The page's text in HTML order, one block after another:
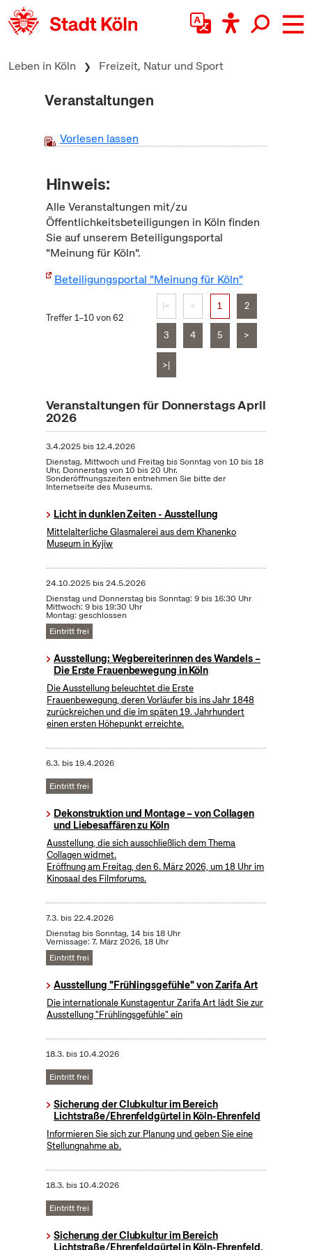
zum Inhalt springen
Leben in Köln Freizeit, Natur und Sport
Veranstaltungen
Vorlesen lassen
Hinweis:
Alle Veranstaltungen mit/zu
Öffentlichkeitsbeteiligungen in Köln finden
Sie auf unserem Beteiligungsportal
"Meinung für Köln".
Beteiligungsportal "Meinung für Köln"
Treffer 1–10 von 62
|< < 1 2
3 4 5 >
>|
Veranstaltungen für Donnerstags April
2026
3.4.2025bis12.4.2026
Dienstag, Mittwoch und Freitag bis Sonntag von 10 bis 18
Uhr, Donnerstag von 10 bis 20 Uhr.
Sonderöffnungszeiten entnehmen Sie bitte der
Internetseite des Museums.
Licht in dunklen Zeiten - Ausstellung
Mittelalterliche Glasmalerei aus dem Khanenko
Museum in Kyjiw
24.10.2025bis24.5.2026
Dienstag und Donnerstag bis Sonntag: 9 bis 16:30 Uhr
Mittwoch: 9 bis 19:30 Uhr
Montag: geschlossen
Eintritt frei
Ausstellung: Wegbereiterinnen des Wandels –
Die Erste Frauenbewegung in Köln
Die Ausstellung beleuchtet die Erste
Frauenbewegung, deren Vorläufer bis ins Jahr 1848
zurückreichen und die im späten 19. Jahrhundert
einen ersten Höhepunkt erreichte.
6.3. bis19.4.2026
Eintritt frei
Dekonstruktion und Montage – von Collagen
und Liebesaffären zu Köln
Ausstellung, die sich ausschließlich dem Thema
Collagen widmet.
Eröffnung am Freitag, den 6. März 2026, um 18 Uhr im
Kinosaal des Filmforums.
7.3. bis22.4.2026
Dienstag bis Sonntag, 14 bis 18 Uhr
Vernissage: 7. März 2026, 18 Uhr
Eintritt frei
Ausstellung "Frühlingsgefühle" von Zarifa Art
Die internationale Kunstagentur Zarifa Art lädt Sie zur
Ausstellung "Frühlingsgefühle" ein
18.3. bis10.4.2026
Eintritt frei
Sicherung der Clubkultur im Bereich
Lichtstraße/Ehrenfeldgürtel in Köln-Ehrenfeld
Informieren Sie sich zur Planung und geben Sie eine
Stellungnahme ab.
18.3. bis10.4.2026
Eintritt frei
Sicherung der Clubkultur im Bereich
Lichtstraße/Ehrenfeldgürtel in Köln-Ehrenfeld,